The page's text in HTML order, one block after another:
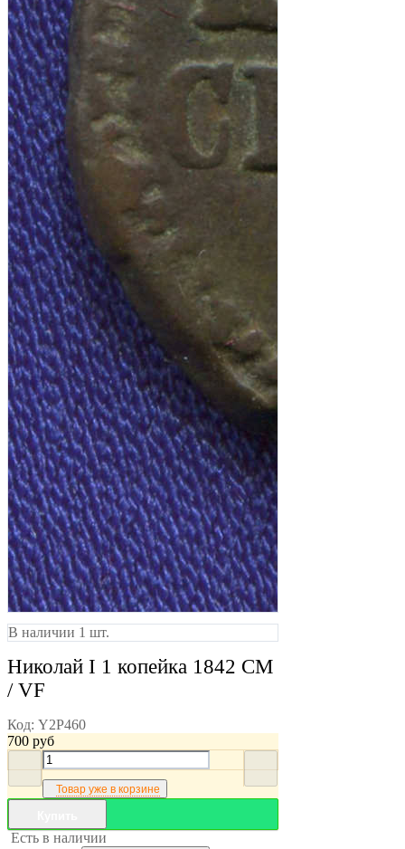
В наличии 1 шт.
Николай I 1 копейка 1842 СМ
/ VF
Код: Y2P460
700 руб
Товар уже в корзине
Есть в наличии